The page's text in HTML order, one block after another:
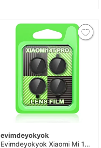
evimdeyokyok
Evimdeyokyok Xiaomi Mi 14t